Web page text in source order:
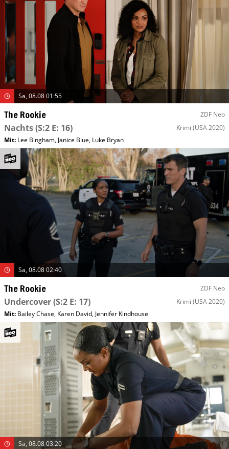
Sa, 08.08 01:55
The Rookie ZDF Neo
Nachts(S:2 E: 16) Krimi (USA 2020)
Mit: Lee Bingham, Janice Blue, Luke Bryan
Sa, 08.08 02:40
The Rookie ZDF Neo
Undercover(S:2 E: 17) Krimi (USA 2020)
Mit: Bailey Chase, Karen David, Jennifer Kindhouse
Sa, 08.08 03:20